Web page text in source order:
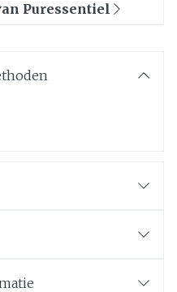
Puressentiel